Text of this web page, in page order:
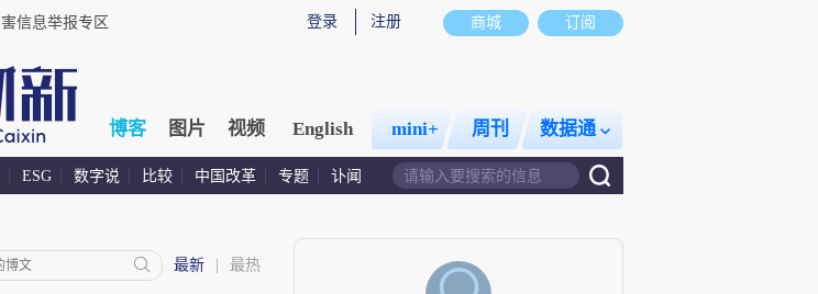
商城 订阅
登录 注册
信息举报专区
博客 图片 视频 English mini+ 周刊 数据通
ESG 数字说 比较 中国改革 专题 讣闻
最新 最热